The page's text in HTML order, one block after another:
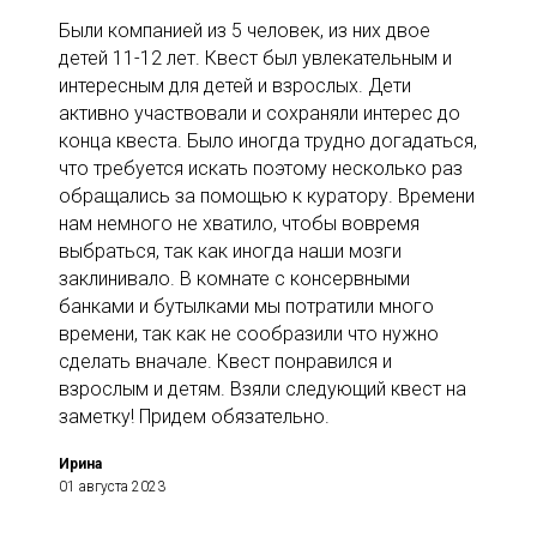
Были компанией из 5 человек, из них двое
детей 11-12 лет. Квест был увлекательным и
интересным для детей и взрослых. Дети
активно участвовали и сохраняли интерес до
конца квеста. Было иногда трудно догадаться,
что требуется искать поэтому несколько раз
обращались за помощью к куратору. Времени
нам немного не хватило, чтобы вовремя
выбраться, так как иногда наши мозги
заклинивало. В комнате с консервными
банками и бутылками мы потратили много
времени, так как не сообразили что нужно
сделать вначале. Квест понравился и
взрослым и детям. Взяли следующий квест на
заметку! Придем обязательно.
Ирина
01 августа 2023